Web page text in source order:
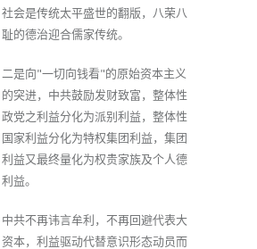
社会是传统太平盛世的翻版，八荣八
耻的德治迎合儒家传统。
二是向"一切向钱看"的原始资本主义
的突进，中共鼓励发财致富，整体性
政党之利益分化为派别利益，整体性
国家利益分化为特权集团利益，集团
利益又最终量化为权贵家族及个人德
利益。
中共不再讳言牟利，不再回避代表大
资本，利益驱动代替意识形态动员而